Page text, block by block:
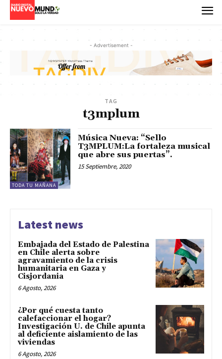
- Advertisement -
TAG
t3mplum
TODA TU MAÑANA
Música Nueva: “Sello
T3MPLUM:La fortaleza musical
que abre sus puertas”.
15 Septiembre, 2020
Latest news
Embajada del Estado de Palestina
en Chile alerta sobre
agravamiento de la crisis
humanitaria en Gaza y
Cisjordania
6 Agosto, 2026
¿Por qué cuesta tanto
calefaccionar el hogar?
Investigación U. de Chile apunta
al deficiente aislamiento de las
viviendas
6 Agosto, 2026